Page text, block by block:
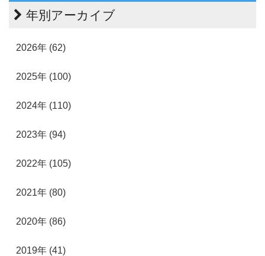
年別アーカイブ
2026年 (62)
2025年 (100)
2024年 (110)
2023年 (94)
2022年 (105)
2021年 (80)
2020年 (86)
2019年 (41)